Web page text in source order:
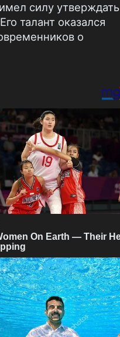
силу утверждать
талант оказался
о